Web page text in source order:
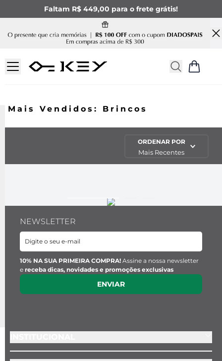
Faltam R$ 449,00 para o frete grátis!
Mais Vendidos: Brincos
ORDENAR POR
Mais Recentes
NEWSLETTER
10% NA SUA PRIMEIRA COMPRA! Assine a nossa newsletter
e receba dicas, novidades e promoções exclusivas
ENVIAR